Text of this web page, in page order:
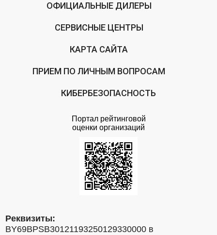
ОФИЦИАЛЬНЫЕ ДИЛЕРЫ
СЕРВИСНЫЕ ЦЕНТРЫ
КАРТА САЙТА
ПРИЕМ ПО ЛИЧНЫМ ВОПРОСАМ
КИБЕРБЕЗОПАСНОСТЬ
Портал рейтинговой
оценки организаций
Реквизиты:
BY69BPSB30121193250129330000 в